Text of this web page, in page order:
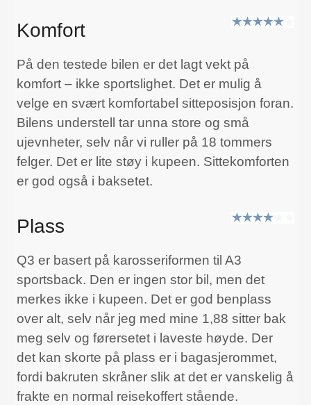
Komfort
På den testede bilen er det lagt vekt på
komfort – ikke sportslighet. Det er mulig å
velge en svært komfortabel sitteposisjon foran.
Bilens understell tar unna store og små
ujevnheter, selv når vi ruller på 18 tommers
felger. Det er lite støy i kupeen. Sittekomforten
er god også i baksetet.
Plass
Q3 er basert på karosseriformen til A3
sportsback. Den er ingen stor bil, men det
merkes ikke i kupeen. Det er god benplass
over alt, selv når jeg med mine 1,88 sitter bak
meg selv og førersetet i laveste høyde. Der
det kan skorte på plass er i bagasjerommet,
fordi bakruten skråner slik at det er vanskelig å
frakte en normal reisekoffert stående.